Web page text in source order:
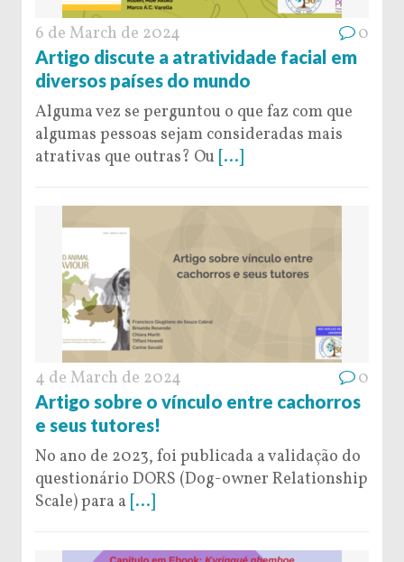
6 de March de 2024 0
Artigo discute a atratividade facial em
diversos países do mundo
Alguma vez se perguntou o que faz com que
algumas pessoas sejam consideradas mais
atrativas que outras? Ou [...]
4 de March de 2024 0
Artigo sobre o vínculo entre cachorros
e seus tutores!
No ano de 2023, foi publicada a validação do
questionário DORS (Dog-owner Relationship
Scale) para a [...]